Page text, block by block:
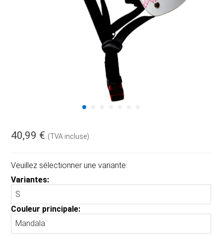
40,99 € (TVA incluse)
Veuillez sélectionner une variante:
Variantes:
Couleur principale: